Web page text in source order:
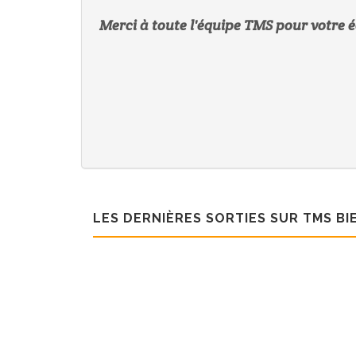
Merci à toute l'équipe TMS pour votre
LES DERNIÈRES SORTIES SUR TMS